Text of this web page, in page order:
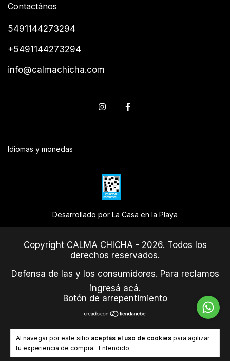
Al navegar por este sitio aceptás el uso de cookies para agilizar
tu experiencia de compra. Entendido
Contactános
5491144273294
+5491144273294
info@calmachicha.com
Idiomas y monedas
Desarrollado por La Casa en la Playa
Copyright CALMA CHICHA - 2026. Todos los
derechos reservados.
Defensa de las y los consumidores. Para reclamos
ingresá acá.
Botón de arrepentimiento